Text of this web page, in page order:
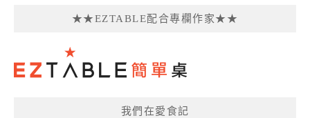
★★EZTABLE配合專欄作家★★
我們在愛食記